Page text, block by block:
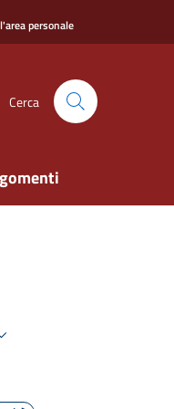
personale
Cerca